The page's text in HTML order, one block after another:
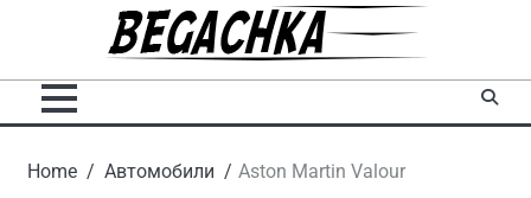
Home Автомобили Aston Martin Valour